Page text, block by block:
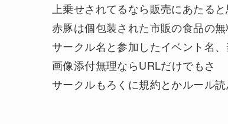
上乗せされてるなら販売にあたると
赤豚は個包装された市販の食品の
サークル名と参加したイベント名
画像添付無理ならURLだけでもさ
サークルもろくに規約とかルール